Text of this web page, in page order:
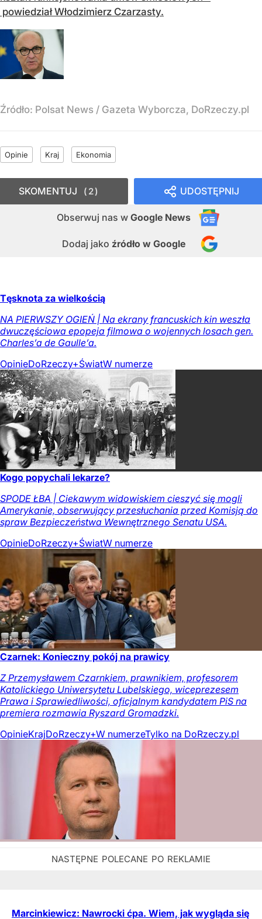
powiedział Włodzimierz Czarzasty.
Źródło: Polsat News / Gazeta Wyborcza, DoRzeczy.pl
Opinie Kraj Ekonomia
UDOSTĘPNIJ
Obserwuj nas w Google News
Dodaj jako źródło w Google
SKOMENTUJ 2
Tęsknota za wielkością
NA PIERWSZY OGIEŃ | Na ekrany francuskich kin weszła
dwuczęściowa epopeja filmowa o wojennych losach gen.
Charles’a de Gaulle’a.
OpinieDoRzeczy+ŚwiatW numerze
Kogo popychali lekarze?
SPODE ŁBA | Ciekawym widowiskiem cieszyć się mogli
Amerykanie, obserwujący przesłuchania przed Komisją do
spraw Bezpieczeństwa Wewnętrznego Senatu USA.
OpinieDoRzeczy+ŚwiatW numerze
Czarnek: Konieczny pokój na prawicy
Z Przemysławem Czarnkiem, prawnikiem, profesorem
Katolickiego Uniwersytetu Lubelskiego, wiceprezesem
Prawa i Sprawiedliwości, oficjalnym kandydatem PiS na
premiera rozmawia Ryszard Gromadzki.
OpinieKrajDoRzeczy+W numerzeTylko na DoRzeczy.pl
Marcinkiewicz: Nawrocki ćpa. Wiem, jak wygląda się